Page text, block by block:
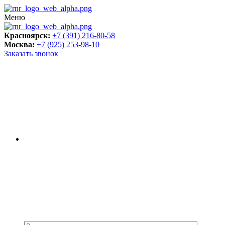
Меню
Красноярск: +7 (391) 216-80-58
Москва: +7 (925) 253-98-10
Заказать звонок